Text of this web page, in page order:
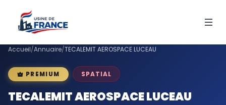
Accueil/Annuaire/TECALEMIT AEROSPACE LUCEAU
PREMIUM SPATIAL
TECALEMIT AEROSPACE LUCEAU